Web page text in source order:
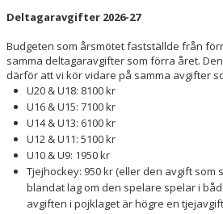
Deltagaravgifter 2026-27
Budgeten som årsmötet fastställde från
samma deltagaravgifter som förra året.
därför att vi kör vidare på samma avgifter
U20 & U18: 8100 kr
U16 & U15: 7100 kr
U14 & U13: 6100 kr
U12 & U11: 5100 kr
U10 & U9: 1950 kr
Tjejhockey: 950 kr (eller den avgift som
blandat lag om den spelare spelar i
avgiften i pojklaget är högre en